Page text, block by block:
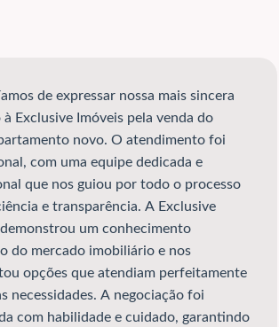
de expressar nossa mais sincera
à Exclusive Imóveis pela venda do
novo. O atendimento foi
com uma equipe dedicada e
que nos guiou por todo o processo
e transparência. A Exclusive
demonstrou um conhecimento
do mercado imobiliário e nos
opções que atendiam perfeitamente
necessidades. A negociação foi
com habilidade e cuidado, garantindo